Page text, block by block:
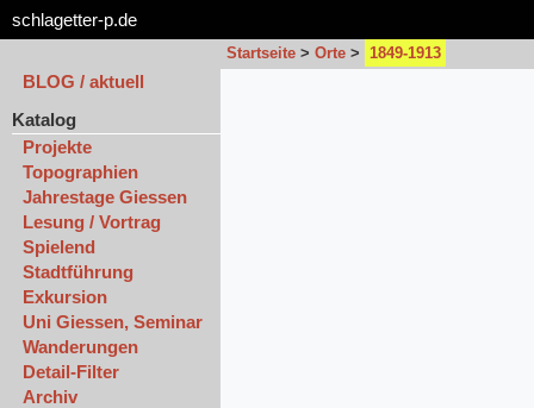
schlagetter-p.de
Startseite > Orte > 1849-1913
BLOG / aktuell
Katalog
Projekte
Topographien
Jahrestage Giessen
Lesung / Vortrag
Spielend
Stadtführung
Exkursion
Uni Giessen, Seminar
Wanderungen
Detail-Filter
Archiv